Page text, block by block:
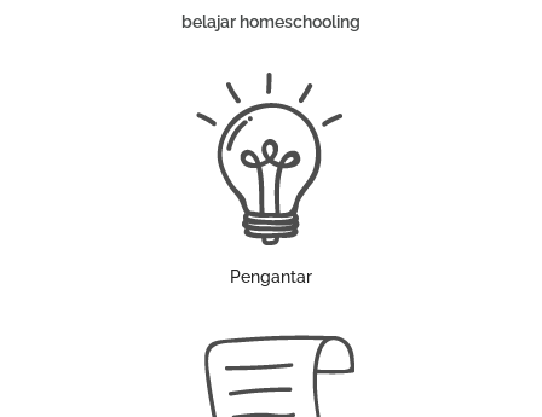
belajar homeschooling
Pengantar